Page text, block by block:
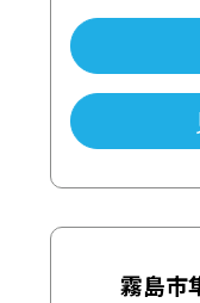
霧島市